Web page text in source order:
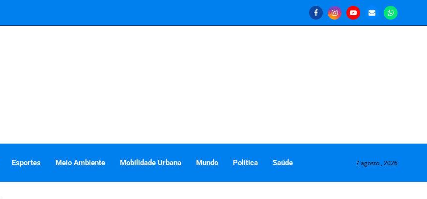
Esportes Meio Ambiente Mobilidade Urbana Mundo Politica Saúde 7 agosto , 2026